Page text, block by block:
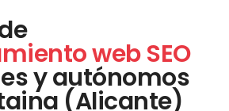
web SEO
y autónomos
(Alicante)